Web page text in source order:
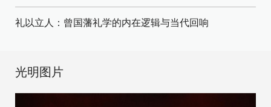
礼以立人：曾国藩礼学的内在逻辑与当代回响
光明图片